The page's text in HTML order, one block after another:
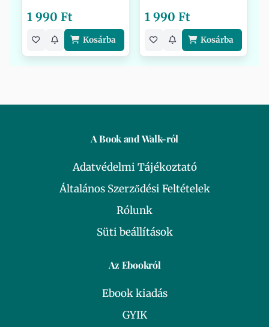
1 990 Ft
Kosárba
1 990 Ft
Kosárba
A Book and Walk-ról
Adatvédelmi Tájékoztató
Általános Szerződési Feltételek
Rólunk
Süti beállítások
Az Ebookról
Ebook kiadás
GYIK